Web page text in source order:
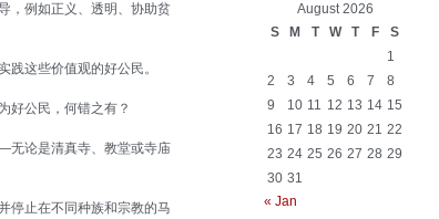
，例如正义、透明、协助贫
这些价值观的好公民。
好公民，何错之有？
无论是清真寺、教堂或寺庙
停止在不同种族和宗教的马
August 2026
S
M T W T F
S
1
2
3 4 5 6 7
8
9
10 11 12 13 14 15
16 17 18 19 20 21 22
23 24 25 26 27 28 29
30 31
« Jan